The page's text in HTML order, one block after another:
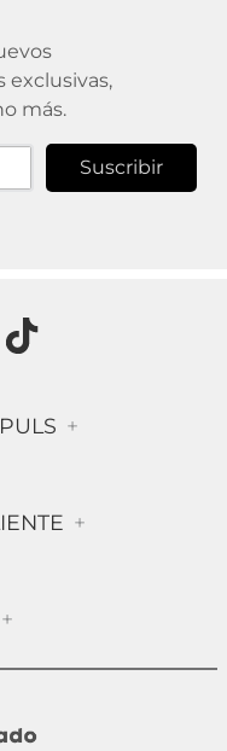
exclusivas,
más.
Suscribir
+
+
+